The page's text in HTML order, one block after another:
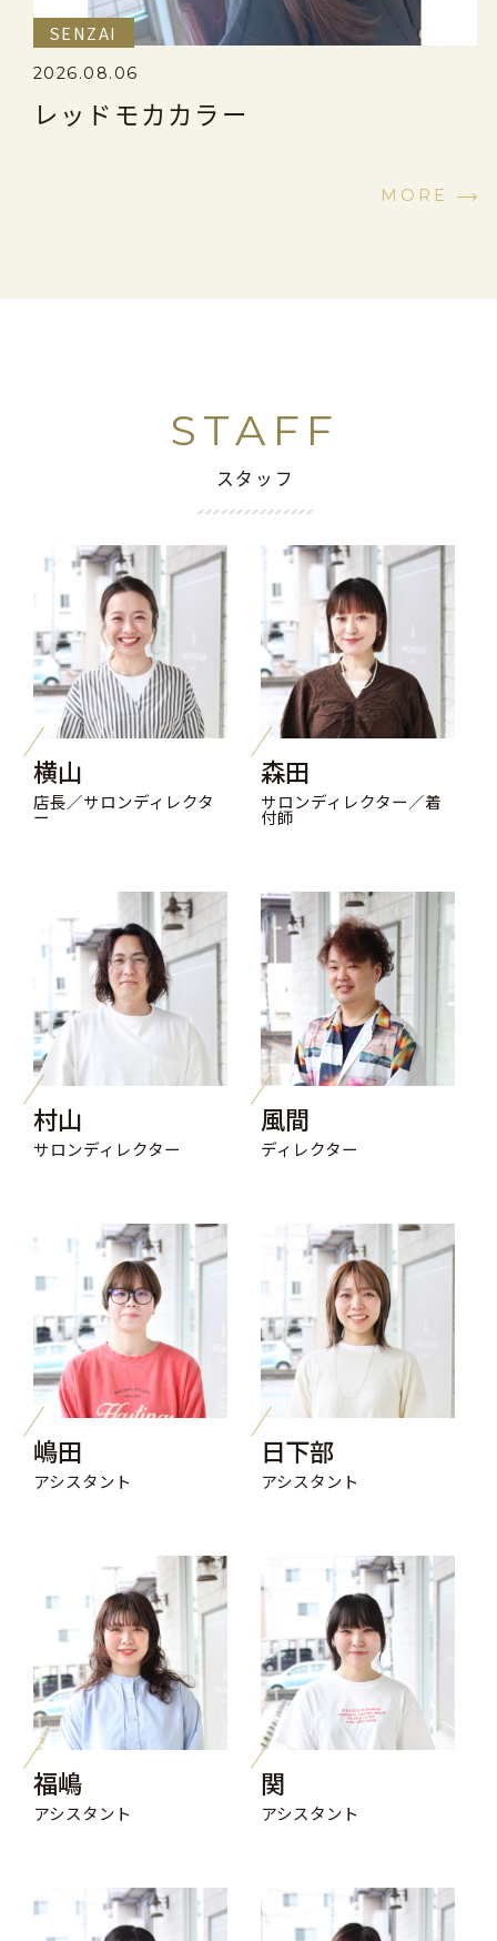
SENZAI
2026.08.06
レッドモカカラー
MORE
STAFF
スタッフ
横山
店長／サロンディレクタ
ー
森田
サロンディレクター／着
付師
村山
サロンディレクター
風間
ディレクター
嶋田
アシスタント
日下部
アシスタント
福嶋
アシスタント
関
アシスタント